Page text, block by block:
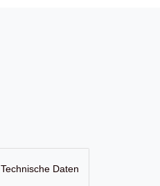
Technische Daten